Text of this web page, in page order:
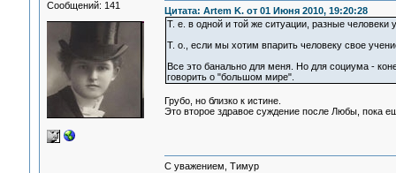
Сообщений: 141
Цитата: Artem K. от 01 Июня 2010, 19:20:28
Т. е. в одной и той же ситуации, разные
Т. о., если мы хотим впарить человеку свое
Все это банально для меня. Но для социума -
говорить о "большом мире".
Грубо, но близко к истине.
Это второе здравое суждение после Любы, пока
С уважением, Тимур